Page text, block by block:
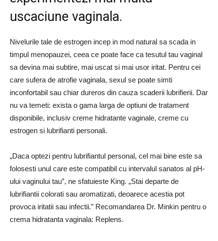
uscaciune vaginala.
Nivelurile tale de estrogen incep in mod natural sa scada in
timpul menopauzei, ceea ce poate face ca tesutul tau vaginal
sa devina mai subtire, mai uscat si mai usor iritat. Pentru cei
care sufera de atrofie vaginala, sexul se poate simti
inconfortabil sau chiar dureros din cauza scaderii lubrifierii. Dar
nu va temeti: exista o gama larga de optiuni de tratament
disponibile, inclusiv creme hidratante vaginale, creme cu
estrogen si lubrifianti personali.
„Daca optezi pentru lubrifiantul personal, cel mai bine este sa
folosesti unul care este compatibil cu intervalul sanatos al pH-
ului vaginului tau”, ne sfatuieste King. „Stai departe de
lubrifiantii colorati sau aromatizati, deoarece acestia pot
provoca iritatii sau infectii.” Recomandarea Dr. Minkin pentru o
crema hidratanta vaginala: Replens.